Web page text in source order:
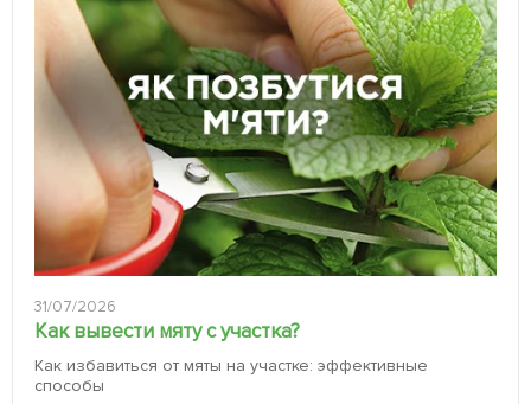
31/07/2026
Как вывести мяту с участка?
Как избавиться от мяты на участке: эффективные
способы